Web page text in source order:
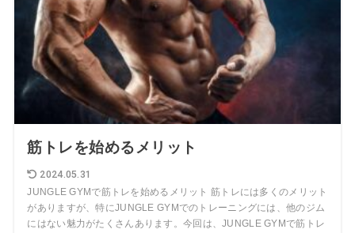
筋トレを始めるメリット
2024.05.31
JUNGLE GYMで筋トレを始めるメリット 筋トレには多くのメリット
がありますが、特にJUNGLE GYMでのトレーニングには、他のジム
にはない魅力がたくさんあります。今回は、JUNGLE GYMで筋トレ